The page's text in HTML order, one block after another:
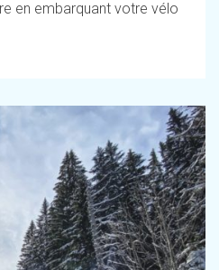
en embarquant votre vélo